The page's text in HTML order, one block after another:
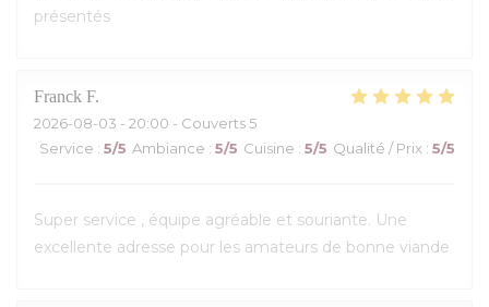
présentés
Franck F
2026-08-03 - 20:00 - Couverts 5
Service : 5/5 Ambiance : 5/5 Cuisine : 5/5 Qualité / Prix : 5/5
Super service , équipe agréable et souriante. Une
excellente adresse pour les amateurs de bonne viande